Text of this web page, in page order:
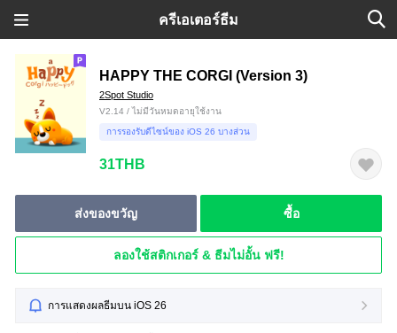
ครีเอเตอร์ธีม
HAPPY THE CORGI (Version 3)
2Spot Studio
V2.14 / ไม่มีวันหมดอายุใช้งาน
การรองรับดีไซน์ของ iOS 26 บางส่วน
31THB
ส่งของขวัญ ซื้อ
ลองใช้สติกเกอร์ & ธีมไม่อั้น ฟรี!
การแสดงผลธีมบน iOS 26